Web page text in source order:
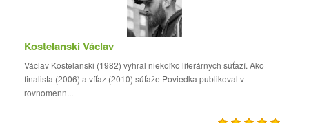
Kostelanski Václav
Václav Kostelanski (1982) vyhral niekoľko literárnych súťaží. Ako
finalista (2006) a víťaz (2010) súťaže Poviedka publikoval v
rovnomenn...